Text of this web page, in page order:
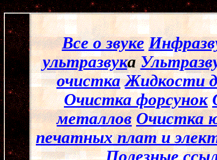
Все о звуке
ультразвука
очистка Жидкости
Очистка форсунок
металлов Очистка
печатных плат и
Полезные